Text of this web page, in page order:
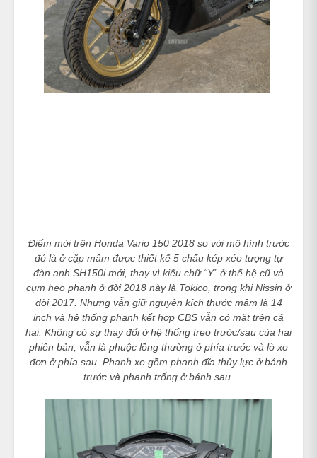
Điểm mới trên Honda Vario 150 2018 so với mô hình trước
đó là ở cặp mâm được thiết kế 5 chấu kép xéo tượng tự
đàn anh SH150i mới, thay vì kiểu chữ “Y” ở thế hệ cũ và
cụm heo phanh ở đời 2018 này là Tokico, trong khi Nissin ở
đời 2017. Nhưng vẫn giữ nguyên kích thước mâm là 14
inch và hệ thống phanh kết hợp CBS vẫn có mặt trên cả
hai. Không có sự thay đổi ở hệ thống treo trước/sau của hai
phiên bản, vẫn là phuộc lồng thường ở phía trước và lò xo
đơn ở phía sau. Phanh xe gồm phanh đĩa thủy lực ở bánh
trước và phanh trống ở bánh sau.